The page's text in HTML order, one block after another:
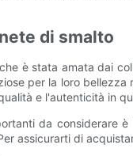
di smalto
è stata amata dai
per la loro
e l'autenticità in
da considerare
assicurarti di